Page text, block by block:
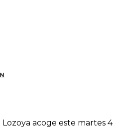
acoge este martes 4